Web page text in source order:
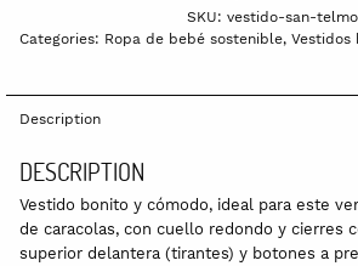
SKU: vestido-san-telmo
Categories: Ropa de bebé sostenible, Vestidos
Description
DESCRIPTION
Vestido bonito y cómodo, ideal para este
de caracolas, con cuello redondo y cierres
superior delantera (tirantes) y botones a